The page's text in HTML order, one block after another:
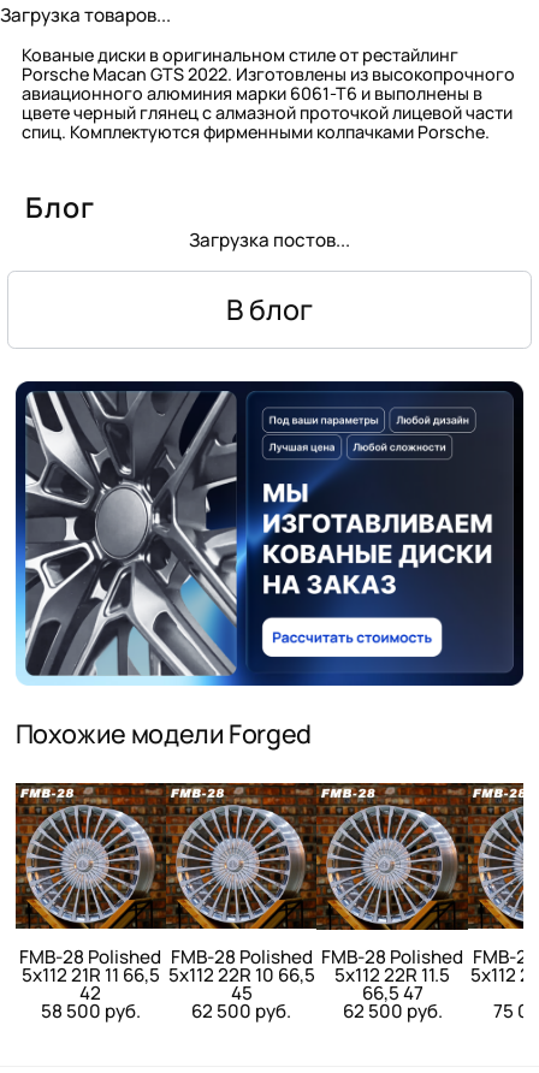
Загрузка товаров...
Кованые диски в оригинальном стиле от рестайлинг
Porsche Macan GTS 2022. Изготовлены из высокопрочного
авиационного алюминия марки 6061-Т6 и выполнены в
цвете черный глянец с алмазной проточкой лицевой части
спиц. Комплектуются фирменными колпачками Porsche.
Блог
Загрузка постов...
В блог
Похожие модели Forged
FMB-28 Polished
5x112 21R 11 66,5
42
58 500 руб.
FMB-28 Polished
5x112 22R 10 66,5
45
62 500 руб.
FMB-28 Polished
5x112 22R 11.5
66,5 47
62 500 руб.
FMB-
5x112
75